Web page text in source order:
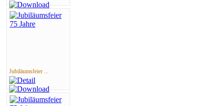
Jubiläumsfeier ...